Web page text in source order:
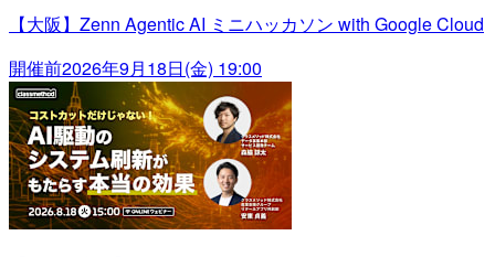
【大阪】Zenn Agentic AI ミニハッカソン with Google Cloud
開催前2026年9月18日(金) 19:00